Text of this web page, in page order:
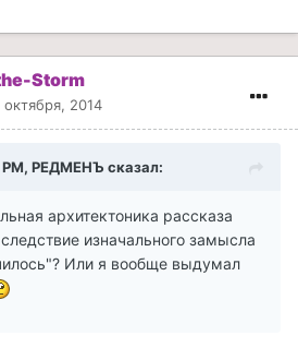
Storm
октября, 2014
PM, РЕДМЕНЪ сказал:
архитектоника рассказа
изначального замысла
Или я вообще выдумал